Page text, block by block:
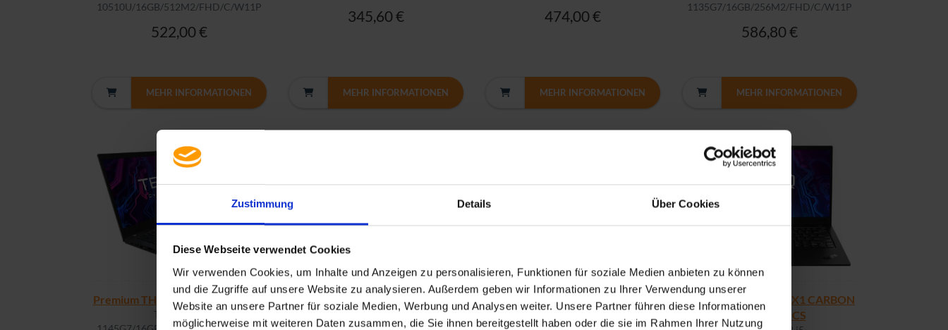
Zustimmung Details Über Cookies
Diese Webseite verwendet Cookies
Wir verwenden Cookies, um Inhalte und Anzeigen zu personalisieren, Funktionen für soziale Medien anbieten zu können
und die Zugriffe auf unsere Website zu analysieren. Außerdem geben wir Informationen zu Ihrer Verwendung unserer
Website an unsere Partner für soziale Medien, Werbung und Analysen weiter. Unsere Partner führen diese Informationen
möglicherweise mit weiteren Daten zusammen, die Sie ihnen bereitgestellt haben oder die sie im Rahmen Ihrer Nutzung
10510U/16GB/512M2/FHD/C/W11P
522,00 €
MEHR INFORMATIONEN
345,60 €
MEHR INFORMATIONEN
474,00 €
MEHR INFORMATIONEN
1135G7/16GB/256M2/FHD/C/W11P
586,80 €
MEHR INFORMATIONEN
Premium THINKPAD T14S G2 | FR
T14s G2 i5-
LENOVO THINKPAD T14S G1 | DE
T14s G1 R5 PRO
Premium THINKPAD T14S G1 |
NORDICS
Premium THINKPAD X1 CARBON
G8 | NORDICS